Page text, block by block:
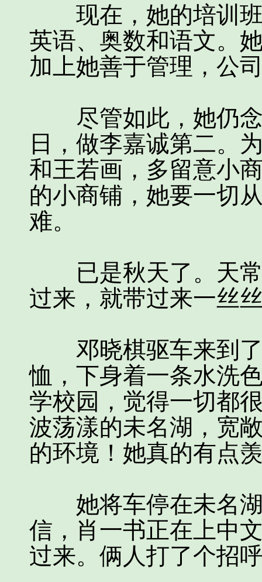
现在，她的培训班
英语、奥数和语文。
加上她善于管理，公
尽管如此，她仍念
日，做李嘉诚第二。
和王若画，多留意小
的小商铺，她要一切
难。
已是秋天了。天常
过来，就带过来一丝
邓晓棋驱车来到了
恤，下身着一条水洗
学校园，觉得一切都
波荡漾的未名湖，宽
的环境！她真的有点
她将车停在未名湖
信，肖一书正在上中
过来。俩人打了个招